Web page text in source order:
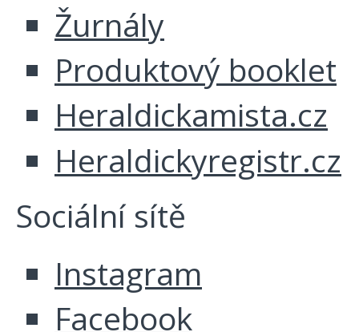
Žurnály
Produktový booklet
Heraldickamista.cz
Heraldickyregistr.cz
Sociální sítě
Instagram
Facebook